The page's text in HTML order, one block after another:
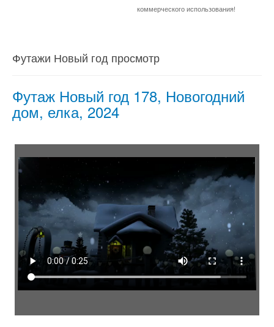
коммерческого использования!
Футажи Новый год просмотр
Футаж Новый год 178, Новогодний
дом, елка, 2024